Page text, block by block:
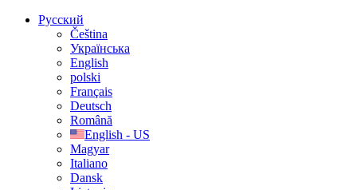
Русский
Čeština
Українська
English
polski
Français
Deutsch
Română
English - US
Magyar
Italiano
Dansk